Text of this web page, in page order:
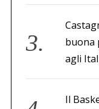
buona
agli
Il